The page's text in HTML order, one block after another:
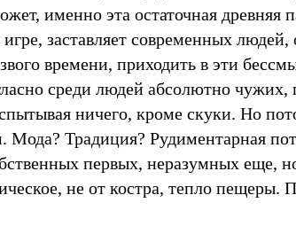
именно эта остаточная древняя
заставляет современных людей,
времени, приходить в эти
среди людей абсолютно
ничего, кроме скуки. Но
Мода? Традиция? Рудиментарная
первых, неразумных еще,
не от костра, тепло пещеры.